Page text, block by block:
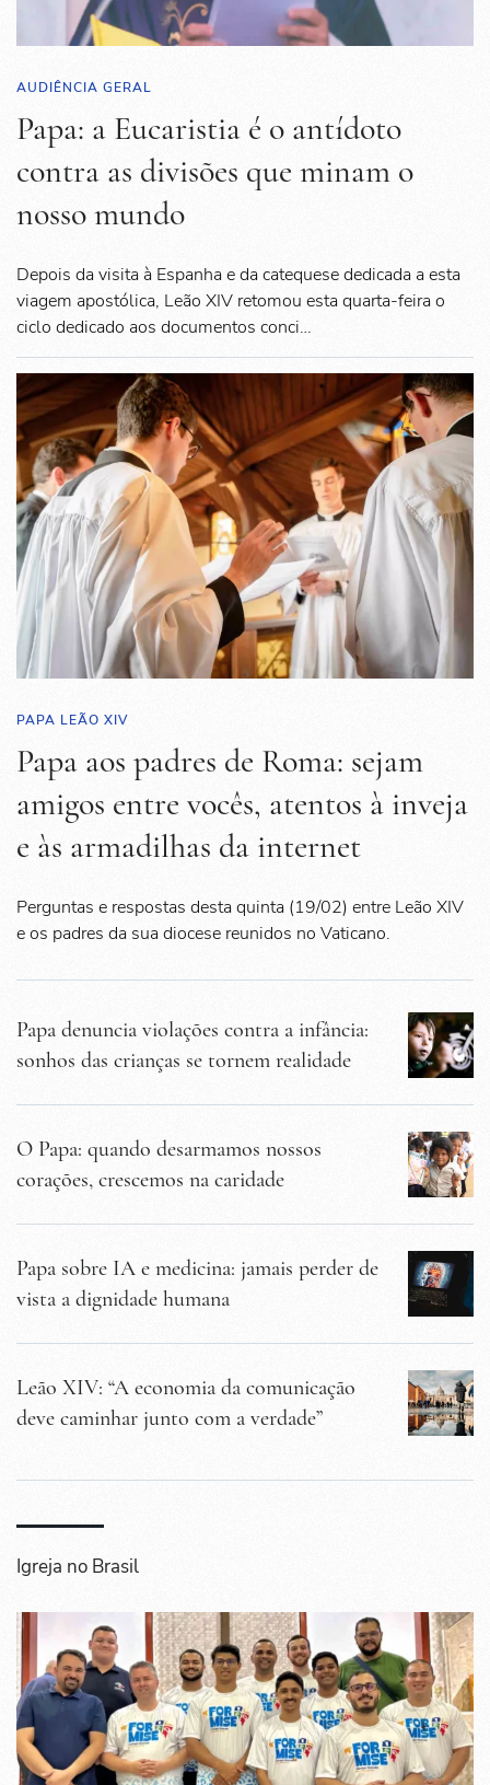
AUDIÊNCIA GERAL
Papa: a Eucaristia é o antídoto
contra as divisões que minam o
nosso mundo
Depois da visita à Espanha e da catequese dedicada a esta
viagem apostólica, Leão XIV retomou esta quarta-feira o
ciclo dedicado aos documentos conci…
PAPA LEÃO XIV
Papa aos padres de Roma: sejam
amigos entre vocês, atentos à inveja
e às armadilhas da internet
Perguntas e respostas desta quinta (19/02) entre Leão XIV
e os padres da sua diocese reunidos no Vaticano.
Papa denuncia violações contra a infância:
sonhos das crianças se tornem realidade
O Papa: quando desarmamos nossos
corações, crescemos na caridade
Papa sobre IA e medicina: jamais perder de
vista a dignidade humana
Leão XIV: “A economia da comunicação
deve caminhar junto com a verdade”
Igreja no Brasil